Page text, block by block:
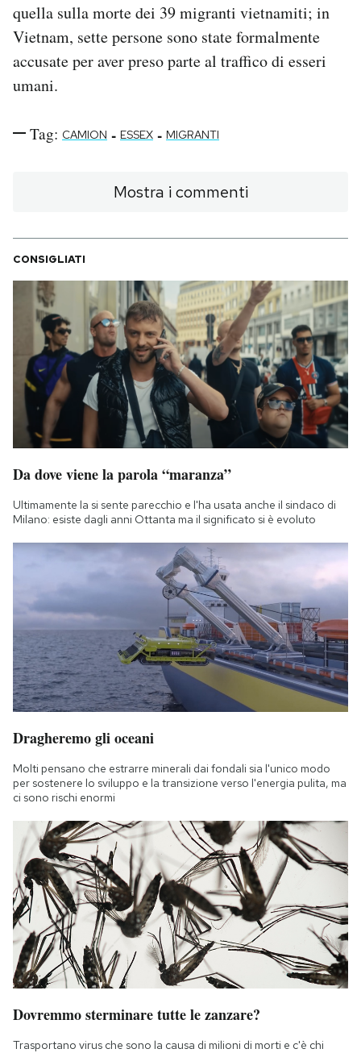
quella sulla morte dei 39 migranti vietnamiti; in
Vietnam, sette persone sono state formalmente
accusate per aver preso parte al traffico di esseri
umani.
Tag: CAMION - ESSEX - MIGRANTI
Mostra i commenti
CONSIGLIATI
Da dove viene la parola “maranza”
Ultimamente la si sente parecchio e l'ha usata anche il sindaco di
Milano: esiste dagli anni Ottanta ma il significato si è evoluto
Dragheremo gli oceani
Molti pensano che estrarre minerali dai fondali sia l'unico modo
per sostenere lo sviluppo e la transizione verso l'energia pulita, ma
ci sono rischi enormi
Dovremmo sterminare tutte le zanzare?
Trasportano virus che sono la causa di milioni di morti e c'è chi